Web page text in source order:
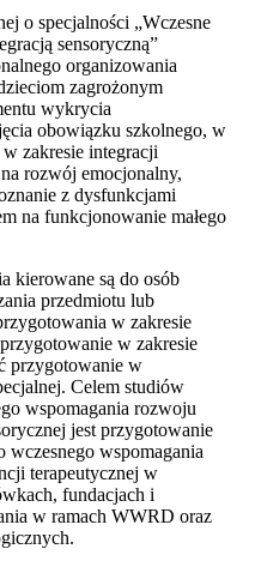
o specjalności „Wczesne
sensoryczną”
organizowania
zagrożonym
wykrycia
obowiązku szkolnego, w
zakresie integracji
rozwój emocjonalny,
z dysfunkcjami
na funkcjonowanie małego
kierowane są do osób
przedmiotu lub
w zakresie
w zakresie
przygotowanie w
Celem studiów
wspomagania rozwoju
jest przygotowanie
wspomagania
terapeutycznej w
fundacjach i
w ramach WWRD oraz